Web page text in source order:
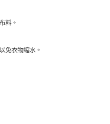
料。
免衣物縮水。